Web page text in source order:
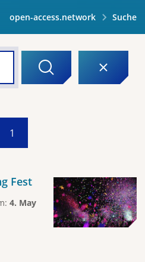
open-access.network Suche
1
Fest
4. May